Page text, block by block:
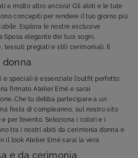
e molto altro ancora! Gli abiti e le tute
concepiti per rendere il tuo giorno più
Esplora le nostre esclusive
elegante dei tuoi sogni,
tessuti pregiati e stili cerimoniali. Il
donna
e speciali è essenziale l'outfit perfetto:
firmato Atelier Emé e sarai
Che tu debba partecipare a un
festa di compleanno, sul nostro sito
per l’evento. Seleziona i colori e i
tra i nostri abiti da cerimonia donna e
il look Atelier Emé sarai la vera
e da cerimonia